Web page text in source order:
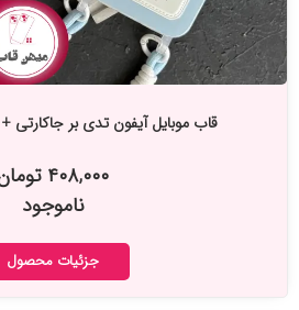
قاب موبایل آیفون تدی بر جاکارتی +
۴۰۸,۰۰۰ تومان
ناموجود
جزئیات محصول